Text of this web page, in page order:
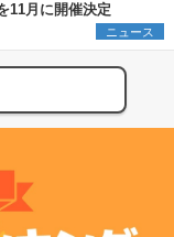
11月に開催決定
ニュース